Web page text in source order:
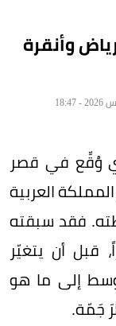
وأنقرة
وُقِّع في قصر
العربية
فقد سبقته
قبل أن يتغيّر
إلى ما هو
جَمّة.